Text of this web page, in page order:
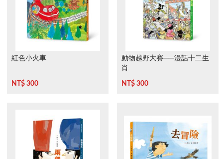
紅色小火車
NT$ 300
動物越野大賽──漫話十二生
肖
NT$ 300